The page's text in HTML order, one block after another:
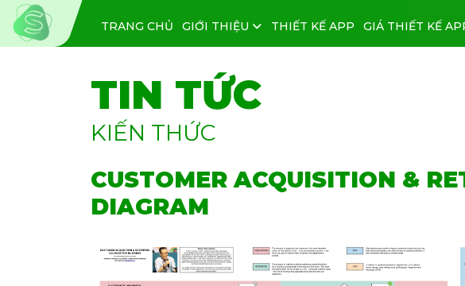
TRANG CHỦ GIỚI THIỆU THIẾT KẾ APP GIÁ THIẾT KẾ
TIN TỨC
KIẾN THỨC
CUSTOMER ACQUISITION &
DIAGRAM